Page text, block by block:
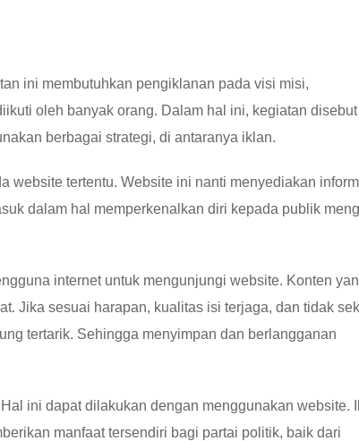
ini membutuhkan pengiklanan pada visi misi,
oleh banyak orang. Dalam hal ini, kegiatan disebut
berbagai strategi, di antaranya iklan.
website tertentu. Website ini nanti menyediakan
dalam hal memperkenalkan diri kepada publik
internet untuk mengunjungi website. Konten
Jika sesuai harapan, kualitas isi terjaga, dan tidak
tertarik. Sehingga menyimpan dan berlangganan
ini dapat dilakukan dengan menggunakan website.
manfaat tersendiri bagi partai politik, baik dari